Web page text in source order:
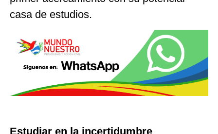
casa de estudios.
Estudiar en la incertidumbre